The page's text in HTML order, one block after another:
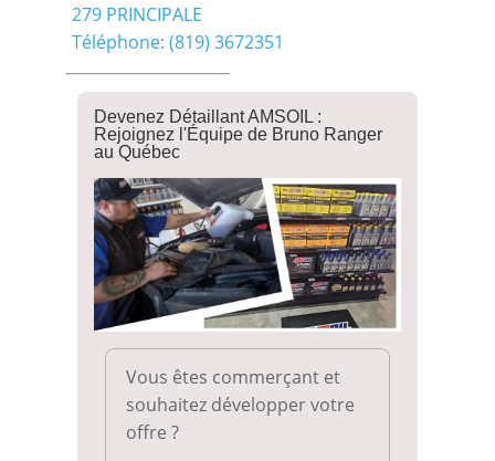
279 PRINCIPALE
Téléphone: (819) 3672351
Devenez Détaillant AMSOIL :
Rejoignez l'Équipe de Bruno Ranger
au Québec
Vous êtes commerçant et
souhaitez développer votre
offre ?